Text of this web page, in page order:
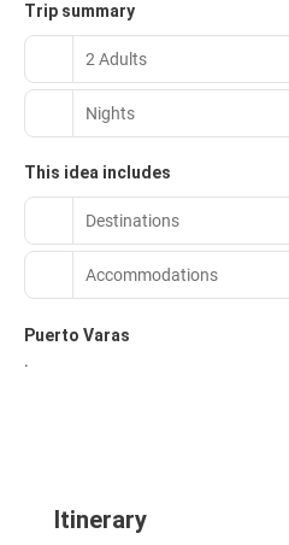
Trip summary
2 Adults
Nights
This idea includes
Destinations
Accommodations
Puerto Varas
.
Itinerary